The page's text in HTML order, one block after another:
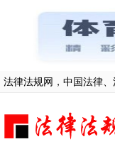
法律法规网，中国法律、